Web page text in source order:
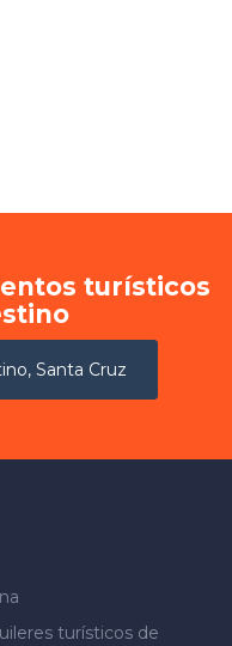
turísticos
Santa Cruz
turísticos de